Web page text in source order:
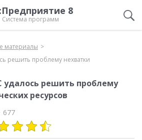
8
Система программ
материалы
решить проблему нехватки
удалось решить проблему
ресурсов
677